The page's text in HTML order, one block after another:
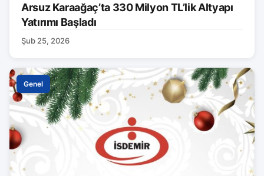
Arsuz Karaağaç’ta 330 Milyon TL’lik Altyapı
Yatırımı Başladı
Şub 25, 2026
Genel